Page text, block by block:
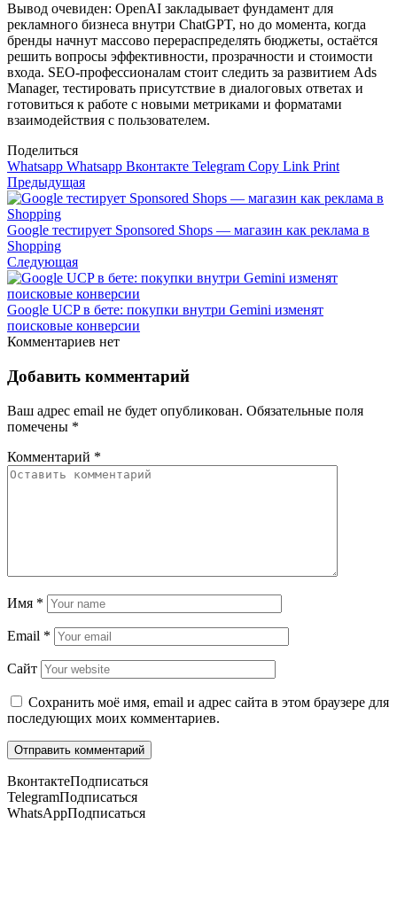
Вывод очевиден: OpenAI закладывает фундамент для
рекламного бизнеса внутри ChatGPT, но до момента, когда
бренды начнут массово перераспределять бюджеты, остаётся
решить вопросы эффективности, прозрачности и стоимости
входа. SEO‑профессионалам стоит следить за развитием Ads
Manager, тестировать присутствие в диалоговых ответах и
готовиться к работе с новыми метриками и форматами
взаимодействия с пользователем.
Поделиться
Whatsapp Whatsapp Вконтакте Telegram Copy Link Print
Предыдущая
Google тестирует Sponsored Shops — магазин как реклама в
Shopping
Следующая
Google UCP в бете: покупки внутри Gemini изменят
поисковые конверсии
Комментариев нет
Добавить комментарий
Ваш адрес email не будет опубликован. Обязательные поля
помечены *
Комментарий *
Имя *
Email *
Сайт
Сохранить моё имя, email и адрес сайта в этом браузере для
последующих моих комментариев.
ВконтактеПодписаться
TelegramПодписаться
WhatsAppПодписаться